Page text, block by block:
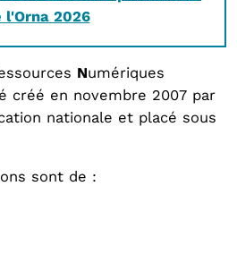
l'Orna 2026
Numériques
créé en novembre 2007 par
nationale et placé sous
sont de :